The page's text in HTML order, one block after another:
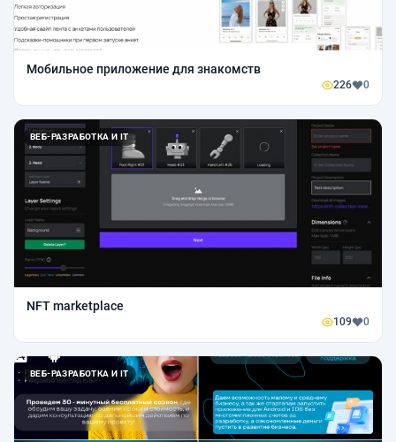
Мобильное приложение для знакомств
226 0
ВЕБ-РАЗРАБОТКА И IT
NFT marketplace
109 0
ВЕБ-РАЗРАБОТКА И IT